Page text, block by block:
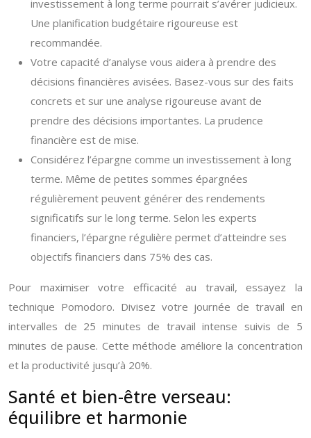
investissement à long terme pourrait s’avérer judicieux.
Une planification budgétaire rigoureuse est
recommandée.
Votre capacité d’analyse vous aidera à prendre des
décisions financières avisées. Basez-vous sur des faits
concrets et sur une analyse rigoureuse avant de
prendre des décisions importantes. La prudence
financière est de mise.
Considérez l’épargne comme un investissement à long
terme. Même de petites sommes épargnées
régulièrement peuvent générer des rendements
significatifs sur le long terme. Selon les experts
financiers, l’épargne régulière permet d’atteindre ses
objectifs financiers dans 75% des cas.
Pour maximiser votre efficacité au travail, essayez la
technique Pomodoro. Divisez votre journée de travail en
intervalles de 25 minutes de travail intense suivis de 5
minutes de pause. Cette méthode améliore la concentration
et la productivité jusqu’à 20%.
Santé et bien-être verseau:
équilibre et harmonie